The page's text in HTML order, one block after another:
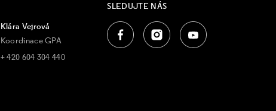
Klára Vejrová
Koordinace GPA
+ 420 604 304 440
SLEDUJTE NÁS